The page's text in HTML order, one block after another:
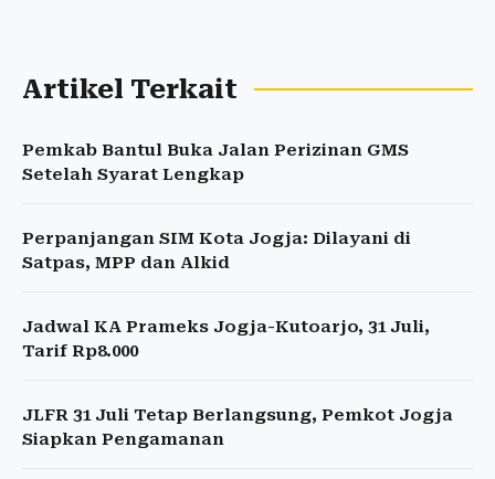
Artikel Terkait
Pemkab Bantul Buka Jalan Perizinan GMS
Setelah Syarat Lengkap
Perpanjangan SIM Kota Jogja: Dilayani di
Satpas, MPP dan Alkid
Jadwal KA Prameks Jogja-Kutoarjo, 31 Juli,
Tarif Rp8.000
JLFR 31 Juli Tetap Berlangsung, Pemkot Jogja
Siapkan Pengamanan